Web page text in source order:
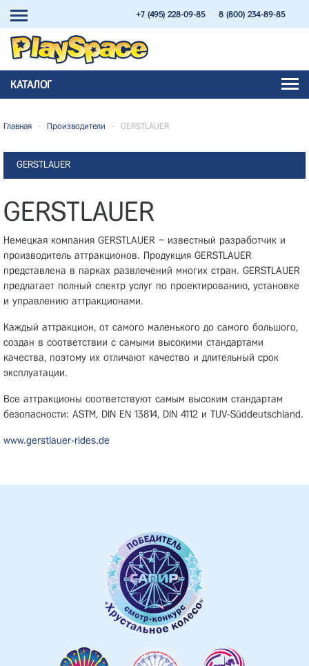
+7 (495) 228-09-85 8 (800) 234-89-85
КАТАЛОГ
Главная - Производители - GERSTLAUER
GERSTLAUER
GERSTLAUER
Немецкая компания GERSTLAUER – известный разработчик и
производитель аттракционов. Продукция GERSTLAUER
представлена в парках развлечений многих стран. GERSTLAUER
предлагает полный спектр услуг по проектированию, установке
и управлению аттракционами.
Каждый аттракцион, от самого маленького до самого большого,
создан в соответствии с самыми высокими стандартами
качества, поэтому их отличают качество и длительный срок
эксплуатации.
Все аттракционы соответствуют самым высоким стандартам
безопасности: ASTM, DIN EN 13814, DIN 4112 и TUV-Süddeutschland.
www.gerstlauer-rides.de